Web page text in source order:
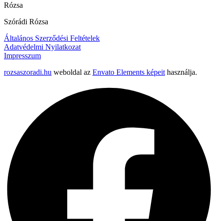
Rózsa
Szórádi Rózsa
Általános Szerződési Feltételek
Adatvédelmi Nyilatkozat
Impresszum
rozsaszoradi.hu weboldal az Envato Elements képeit használja.